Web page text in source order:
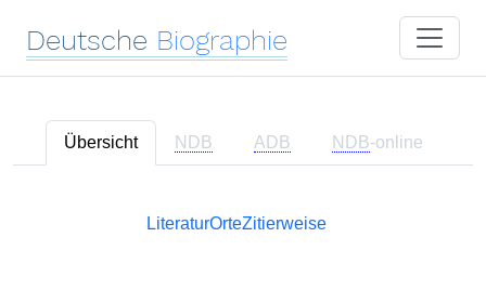
Deutsche Biographie
Übersicht NDB ADB NDB-online
LiteraturOrteZitierweise